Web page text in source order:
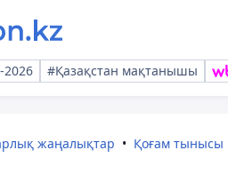
#Қазақстан мақтанышы
жаңалықтар Қоғам тынысы